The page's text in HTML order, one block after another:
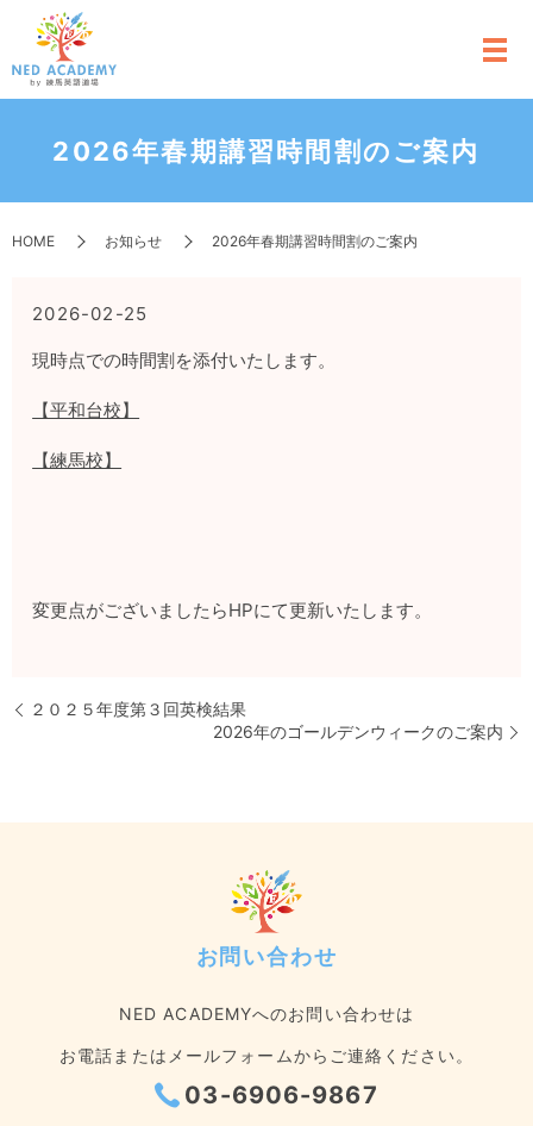
2026年春期講習時間割のご案内
HOME お知らせ 2026年春期講習時間割のご案内
2026-02-25
現時点での時間割を添付いたします。
【平和台校】
【練馬校】
変更点がございましたらHPにて更新いたします。
２０２５年度第３回英検結果
2026年のゴールデンウィークのご案内
お問い合わせ
NED ACADEMYへのお問い合わせは
お電話またはメールフォームからご連絡ください。
03-6906-9867